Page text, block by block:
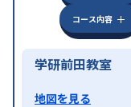
コース内容
学研前田教室
地図を見る